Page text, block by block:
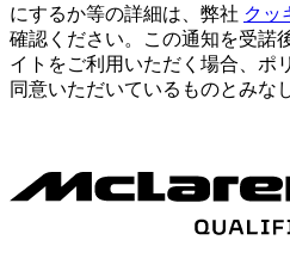
にするか等の詳細は、弊社 クッ
確認ください。この通知を受諾
イトをご利用いただく場合、ポ
同意いただいているものとみな